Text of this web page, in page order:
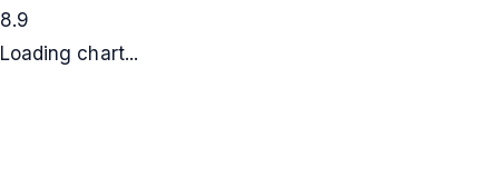
8.9
Loading chart...